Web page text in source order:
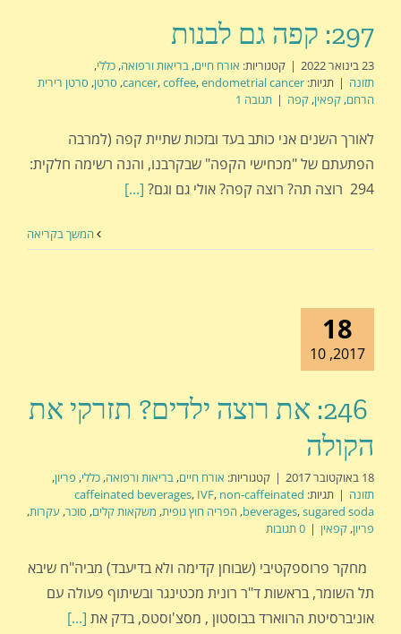
297: קפה גם לבנות
23 בינואר 2022 | קטגוריות: אורח חיים, בריאות ורפואה, כללי,
תזונה | תגיות: cancer,coffee,endometrial cancer
, סרטן, סרטן רירית
הרחם, קפאין, קפה | תגובה 1
לאורך השנים אני כותב בעד ובזכות שתיית קפה (למרבה
הפתעתם של "מכחישי הקפה" שבקרבנו, והנה רשימה חלקית:
294 רוצה תה? רוצה קפה? אולי גם וגם?
[...]
המשך בקריאה
18
2017, 10
246: את רוצה ילדים? תזרקי את
הקולה
18 באוקטובר 2017 | קטגוריות: אורח חיים, בריאות ורפואה, כללי, פריון,
תזונה | תגיות: caffeinated beverages, IVF, non-caffeinated
beverages,sugared soda
, הפריה חוץ גופית, משקאות קלים, סוכר, עקרות,
פריון, קפאין | 0 תגובות
מחקר פרוספקטיבי (שבוחן קדימה ולא בדיעבד) מביה"ח שיבא
תל השומר, בראשות ד"ר רונית מכטינגר ובשיתוף פעולה עם
אוניברסיטת הרווארד בבוסטון , מסצ'וסטס, בדק את [...]